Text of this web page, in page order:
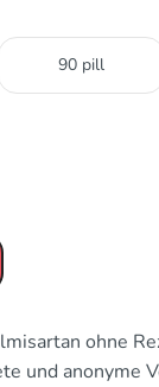
90 pill
ohne
und anonyme